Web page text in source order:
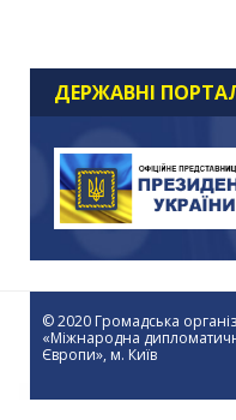
ДЕРЖАВНІ
© 2020 Громадська
«Міжнародна
Європи», м. Київ